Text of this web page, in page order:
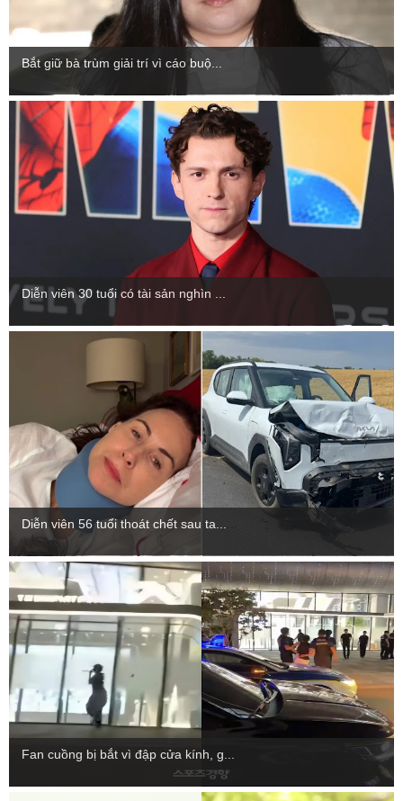
Bắt giữ bà trùm giải trí vì cáo buộ...
Diễn viên 30 tuổi có tài sản nghìn ...
Diễn viên 56 tuổi thoát chết sau ta...
Fan cuồng bị bắt vì đập cửa kính, g...